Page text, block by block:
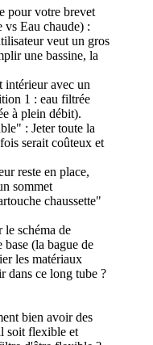
pour votre brevet
Eau chaude) :
veut un gros
une bassine, la
intérieur avec un
1 : eau filtrée
à plein débit).
: Jeter toute la
serait coûteux et
reste en place,
sommet
chaussette"
schéma de
(la bague de
les matériaux
dans ce long tube ?
bien avoir des
soit flexible et